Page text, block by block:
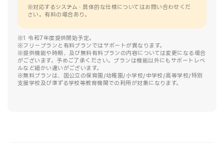
※対応するシステム・具体的な仕様についてはお問い合わせくだ
さい。有料の場合あり。
※1 令和7年度提供開始予定。
※フリープランと有料プランではサポートが異なります。
※提供機能や時期、及び無料有料プランの内容については変更になる場合
がございます。予めご了承ください。プランは機能以外にもサポートレベ
ルなど細かい違いがございます。
※無料プランは、国公立の保育園/幼稚園/小学校/中学校/高等学校/特別
支援学校及び準ずる学校等教育機関での利用が対象になります。